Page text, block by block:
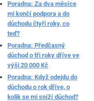
Poradna: Za dva měsíce
mi končí podpora a do
důchodu čtyři roky, co
teď?
Poradna: Předčasný
důchod o tři roky dříve ve
výši 20 000 Kč
Poradna: Když odejdu do
důchodu o rok dříve, o
kolik se mi sníží důchod?